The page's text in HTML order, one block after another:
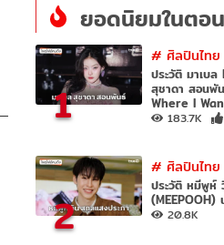
ยอดนิยมในตอ
1
# ศิลปินไทย
ประวัติ มาเบ
สุชาดา สอนพั
Where I
183.7K
2
# ศิลปินไทย
ประวัติ หมีพูห์
20.8K